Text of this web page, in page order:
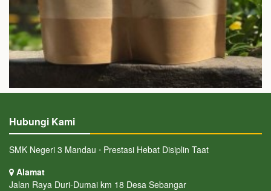
Hubungi Kami
SMK Negeri 3 Mandau ⋅ Prestasi Hebat Disiplin Taat
Alamat
Jalan Raya Duri-Dumai km 18 Desa Sebangar